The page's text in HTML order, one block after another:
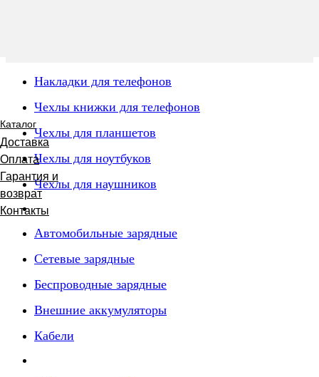
Каталог
Доставка
Оплата
Гарантия и
возврат
Контакты
Накладки для телефонов
Чехлы книжки для телефонов
Чехлы для планшетов
Чехлы для ноутбуков
Чехлы для наушников
Автомобильные зарядные
Сетевые зарядные
Беспроводные зарядные
Внешние аккумуляторы
Кабели